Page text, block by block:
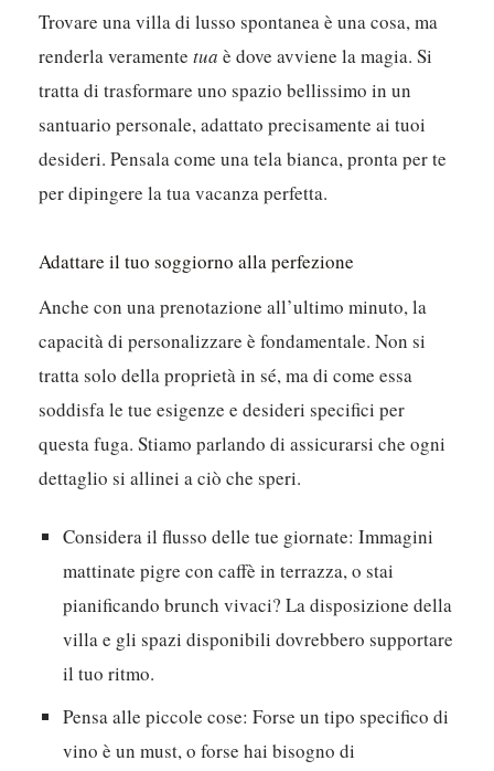
Trovare una villa di lusso spontanea è una cosa, ma
renderla veramentetua è dove avviene la magia. Si
tratta di trasformare uno spazio bellissimo in un
santuario personale, adattato precisamente ai tuoi
desideri. Pensala come una tela bianca, pronta per te
per dipingere la tua vacanza perfetta.
Adattare il tuo soggiorno alla perfezione
Anche con una prenotazione all’ultimo minuto, la
capacità di personalizzare è fondamentale. Non si
tratta solo della proprietà in sé, ma di come essa
soddisfa le tue esigenze e desideri specifici per
questa fuga. Stiamo parlando di assicurarsi che ogni
dettaglio si allinei a ciò che speri.
Considera il flusso delle tue giornate: Immagini
mattinate pigre con caffè in terrazza, o stai
pianificando brunch vivaci? La disposizione della
villa e gli spazi disponibili dovrebbero supportare
il tuo ritmo.
Pensa alle piccole cose: Forse un tipo specifico di
vino è un must, o forse hai bisogno di